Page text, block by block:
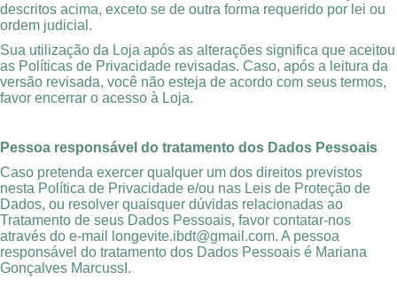
descritos acima, exceto se de outra forma requerido por lei ou
ordem judicial.
Sua utilização da Loja após as alterações significa que aceitou
as Políticas de Privacidade revisadas. Caso, após a leitura da
versão revisada, você não esteja de acordo com seus termos,
favor encerrar o acesso à Loja.
Pessoa responsável do tratamento dos Dados Pessoais
Caso pretenda exercer qualquer um dos direitos previstos
nesta Política de Privacidade e/ou nas Leis de Proteção de
Dados, ou resolver quaisquer dúvidas relacionadas ao
Tratamento de seus Dados Pessoais, favor contatar-nos
através do e-mail
longevite.ibdt@gmail.com. A pessoa
responsável do tratamento dos Dados Pessoais é Mariana
Gonçalves MarcussI.